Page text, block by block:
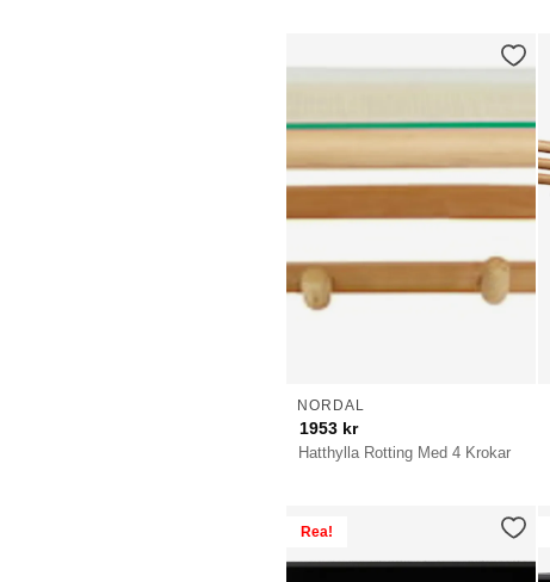
Hatthylla Rotting Med 4 Krokar
NORDAL
1953 kr
Rea!